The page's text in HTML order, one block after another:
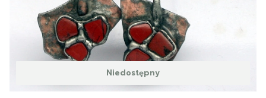
Niedostępny